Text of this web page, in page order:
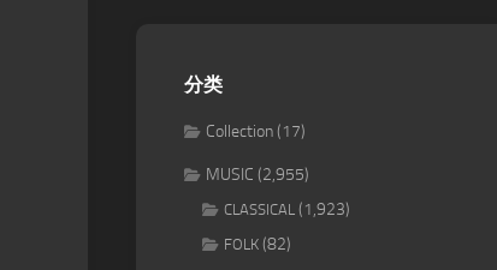
分类
Collection(17)
MUSIC (2,955)
CLASSICAL (1,923)
FOLK (82)